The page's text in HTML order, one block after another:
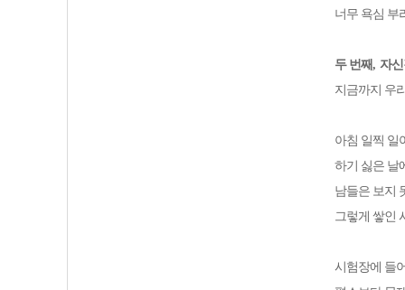
너무 욕심 부
두 번째, 자
지금까지 우
아침 일찍 일
하기 싫은 날
남들은 보지
그렇게 쌓인
시험장에 들